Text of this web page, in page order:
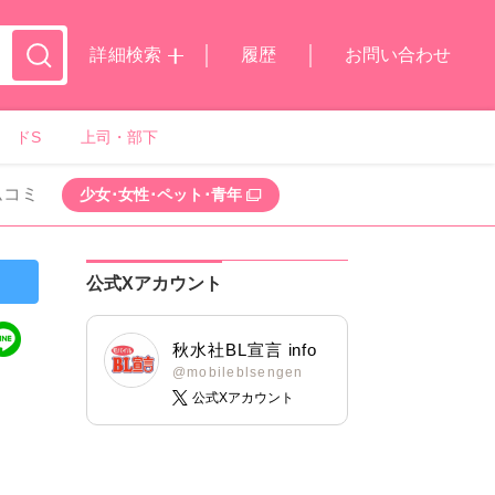
詳細検索 履歴 お問い合わせ
ドS 上司・部下
ミ 少女･女性･ペット･青年
公式Xアカウント
秋水社BL宣言 info
@mobileblsengen
公式Xアカウント